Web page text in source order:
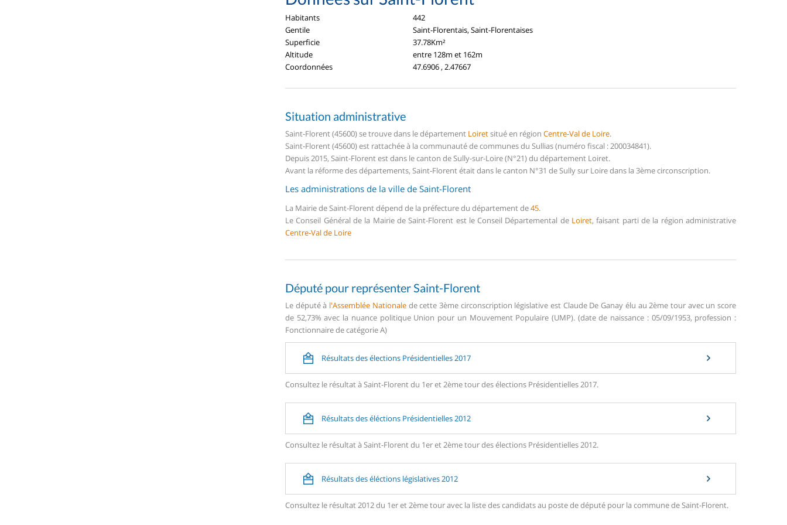
Habitants
442
Gentile
Saint-Florentais, Saint-Florentaises
Superficie
37.78Km²
Altitude
entre 128m et 162m
Coordonnées
47.6906 , 2.47667
Situation administrative
Saint-Florent (45600) se trouve dans le département Loiretsitué en région Centre-Val de Loire.
Saint-Florent (45600) est rattachée à la communauté de communes du Sullias (numéro fiscal : 200034841).
Depuis 2015, Saint-Florent est dans le canton de Sully-sur-Loire (N°21) du département Loiret.
Avant la réforme des départements, Saint-Florent était dans le canton N°31 de Sully sur Loire dans la 3ème circonscription.
Les administrations de la ville de Saint-Florent
La Mairie de Saint-Florent dépend de la préfecture du département de45.
Le Conseil Général de la Mairie de Saint-Florent est le Conseil Départemental de Loiret, faisant parti de la région administrative
Centre-Val de Loire
Député pour représenter Saint-Florent
Le député à l'Assemblée Nationalede cette 3ème circonscription législative est Claude De Ganay élu au 2ème tour avec un score
de 52,73% avec la nuance politique Union pour un Mouvement Populaire (UMP). (date de naissance : 05/09/1953, profession :
Fonctionnaire de catégorie A)
Résultats des élections Présidentielles 2017
Consultez le résultat à Saint-Florent du 1er et 2ème tour des élections Présidentielles 2017.
Résultats des éléctions Présidentielles 2012
Consultez le résultat à Saint-Florent du 1er et 2ème tour des élections Présidentielles 2012.
Résultats des éléctions législatives 2012
Consultez le résultat 2012 du 1er et 2ème tour avec la liste des candidats au poste de député pour la commune de Saint-Florent.